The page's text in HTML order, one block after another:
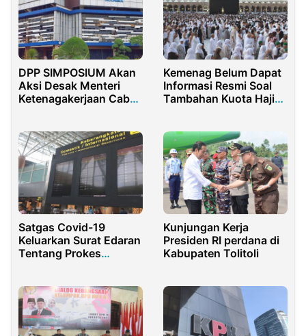
DPP SIMPOSIUM Akan
Aksi Desak Menteri
Ketenagakerjaan Cabut
Kemenag Belum Dapat
Informasi Resmi Soal
Tambahan Kuota Haji
Satgas Covid-19
Keluarkan Surat Edaran
Tentang Prokes
Kunjungan Kerja
Presiden RI perdana di
Kabupaten Tolitoli